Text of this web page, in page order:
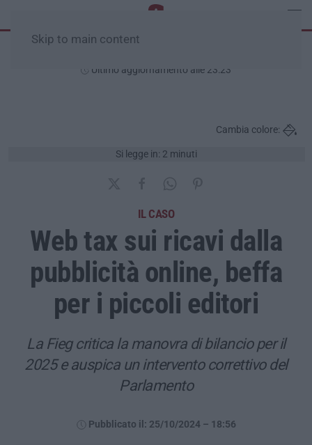
Skip to main content
Ultimo aggiornamento alle 23:23
Si legge in: 2 minuti
Cambia colore:
IL CASO
Web tax sui ricavi dalla
pubblicità online, beffa
per i piccoli editori
La Fieg critica la manovra di bilancio per il
2025 e auspica un intervento correttivo del
Parlamento
Pubblicato il: 25/10/2024 – 18:56